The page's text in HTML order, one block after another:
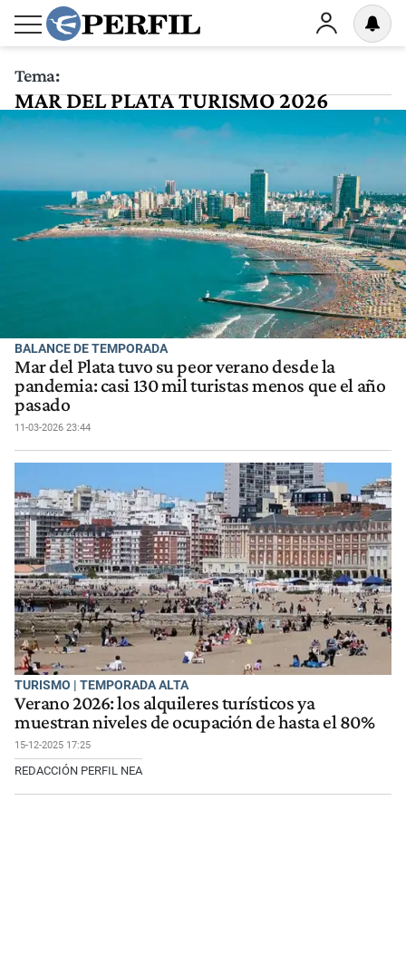
Tema:
MAR DEL PLATA TURISMO 2026
BALANCE DE TEMPORADA
Mar del Plata tuvo su peor verano desde la
pandemia: casi 130 mil turistas menos que el año
pasado
11-03-2026 23:44
TURISMO | TEMPORADA ALTA
Verano 2026: los alquileres turísticos ya
muestran niveles de ocupación de hasta el 80%
15-12-2025 17:25
REDACCIÓN PERFIL NEA